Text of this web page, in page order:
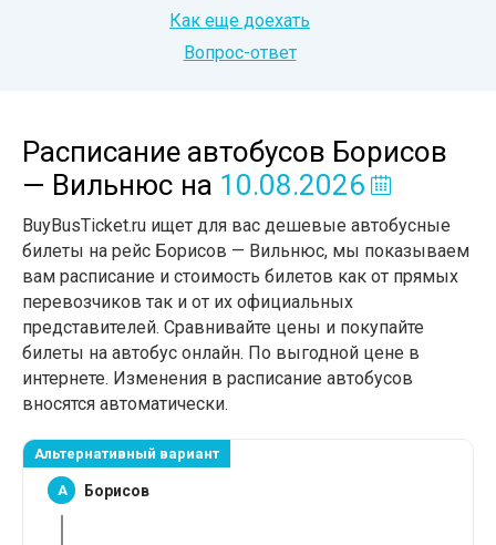
Как еще доехать
Вопрос-ответ
Расписание автобусов Борисов
— Вильнюс на 10.08.2026
BuyBusTicket.ru ищет для вас дешевые автобусные
билеты на рейс Борисов — Вильнюс, мы показываем
вам расписание и стоимость билетов как от прямых
перевозчиков так и от их официальных
представителей. Сравнивайте цены и покупайте
билеты на автобус онлайн. По выгодной цене в
интернете. Изменения в расписание автобусов
вносятся автоматически.
Альтернативный вариант
A Борисов